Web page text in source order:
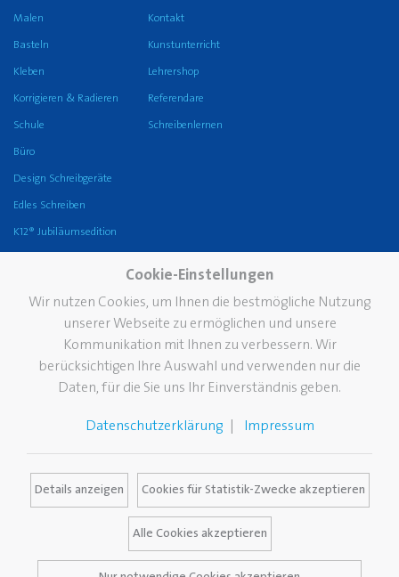
Malen
Basteln
Kleben
Korrigieren & Radieren
Schule
Büro
Design Schreibgeräte
Edles Schreiben
K12® Jubiläumsedition
Kontakt
Kunstunterricht
Lehrershop
Referendare
Schreibenlernen
Die Marke Pelikan
Nachhaltigkeit
Zertifikate
Karriere
FAQ
Händlersuche
Kataloge
Kontakt
Cookie-Einstellungen
Wir nutzen Cookies, um Ihnen die bestmögliche Nutzung
unserer Webseite zu ermöglichen und unsere
Kommunikation mit Ihnen zu verbessern. Wir
berücksichtigen Ihre Auswahl und verwenden nur die
Daten, für die Sie uns Ihr Einverständnis geben.
Datenschutzerklärung Impressum
Details anzeigen Cookies für Statistik-Zwecke akzeptieren
Alle Cookies akzeptieren